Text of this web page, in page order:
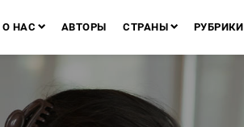
О НАС АВТОРЫ СТРАНЫ РУБРИКИ